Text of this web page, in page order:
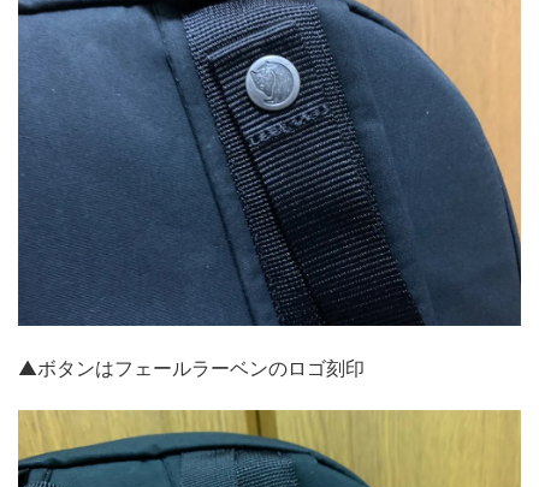
▲ボタンはフェールラーベンのロゴ刻印